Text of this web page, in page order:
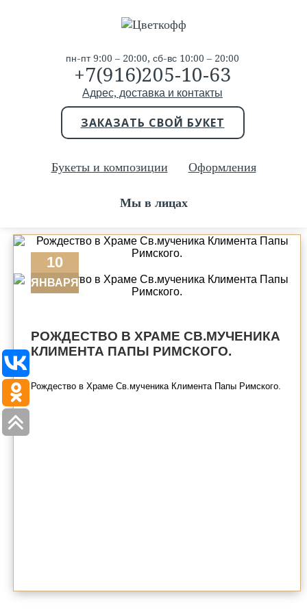
пн-пт 9:00 – 20:00, сб-вс 10:00 – 20:00
+7(916)205-10-63
Адрес, доставка и контакты
ЗАКАЗАТЬ СВОЙ БУКЕТ
Букеты и композиции Оформления
Мы в лицах
10
ЯНВАРЯ
РОЖДЕСТВО В ХРАМЕ СВ.МУЧЕНИКА
КЛИМЕНТА ПАПЫ РИМСКОГО.
Рождество в Храме Св.мученика Климента Папы Римского.